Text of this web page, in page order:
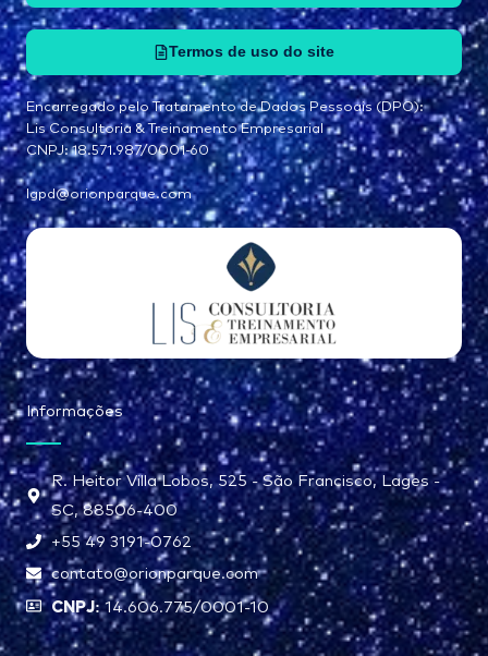
Informações
R. Heitor Villa Lobos, 525 - São Francisco, Lages -
SC, 88506-400
+55 49 3191-0762
contato@orionparque.com
CNPJ:14.606.775/0001-10
Termos de uso do site
Encarregado pelo Tratamento de Dados Pessoais (DPO):
Lis Consultoria & Treinamento Empresarial
CNPJ: 18.571.987/0001-60
lgpd@orionparque.com